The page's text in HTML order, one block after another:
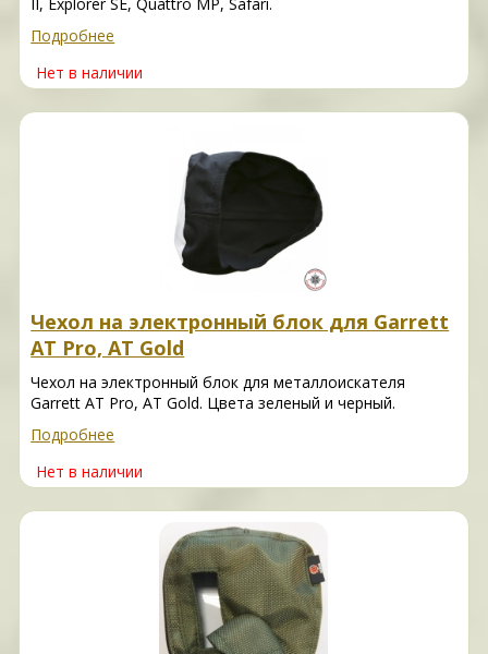
Подробнее
Нет в наличии
Чехол на электронный блок для Garrett
AT Pro, AT Gold
Чехол на электронный блок для металлоискателя
Garrett AT Pro, AT Gold. Цвета зеленый и черный.
Подробнее
Нет в наличии